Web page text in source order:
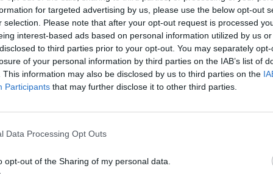
for targeted advertising by us, please use the below opt-out
selection. Please note that after your opt-out request is processed
interest-based ads based on personal information utilized by us
to third parties prior to your opt-out. You may separately
of your personal information by third parties on the IAB’s list of
This information may also be disclosed by us to third parties on the
Participants that may further disclose it to other third parties.
Data Processing Opt Outs
opt-out of the Sharing of my personal data.
(Veure notícia)